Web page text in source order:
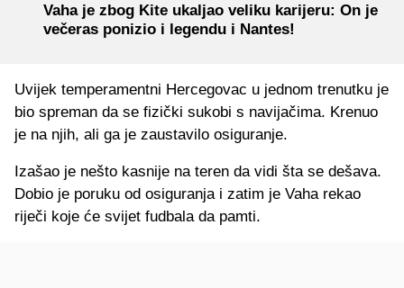
Vaha je zbog Kite ukaljao veliku karijeru: On je
večeras ponizio i legendu i Nantes!
Uvijek temperamentni Hercegovac u jednom trenutku je
bio spreman da se fizički sukobi s navijačima. Krenuo
je na njih, ali ga je zaustavilo osiguranje.
Izašao je nešto kasnije na teren da vidi šta se dešava.
Dobio je poruku od osiguranja i zatim je Vaha rekao
riječi koje će svijet fudbala da pamti.